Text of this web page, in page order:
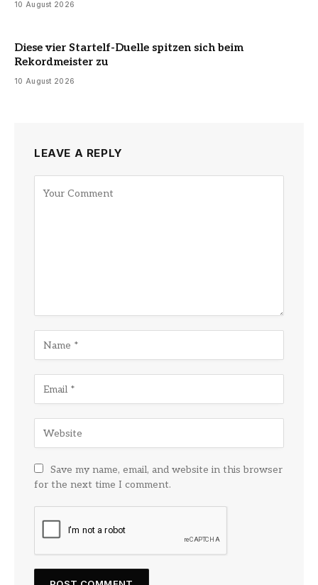
10 August 2026
Diese vier Startelf-Duelle spitzen sich beim
Rekordmeister zu
10 August 2026
LEAVE A REPLY
Save my name, email, and website in this browser
for the next time I comment.